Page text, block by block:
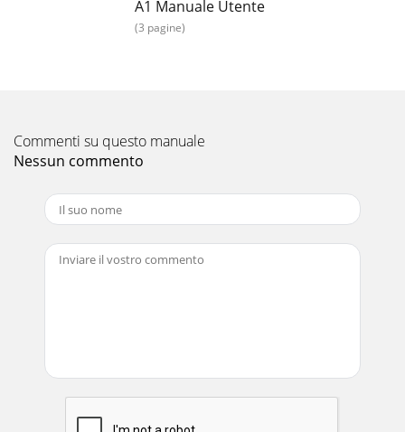
A1 Manuale Utente
(3 pagine)
Commenti su questo manuale
Nessun commento